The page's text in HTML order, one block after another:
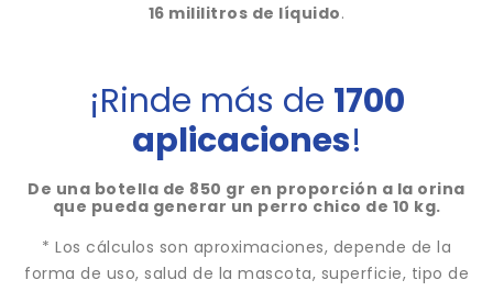
16 mililitros de líquido.
¡Rinde más de 1700
aplicaciones!
De una botella de 850 gr en proporción a la orina
que pueda generar un perro chico de 10 kg.
* Los cálculos son aproximaciones, depende de la
forma de uso, salud de la mascota, superficie, tipo de